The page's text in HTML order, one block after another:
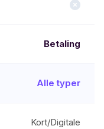
Betaling
Alle typer
Kort/Digitale